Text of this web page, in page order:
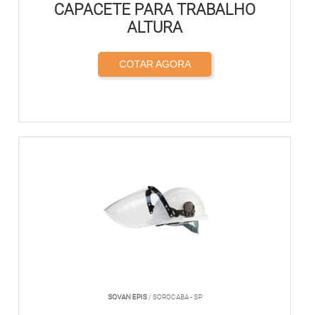
CAPACETE PARA TRABALHO
ALTURA
COTAR AGORA
SOVAN EPIS/ SOROCABA - SP